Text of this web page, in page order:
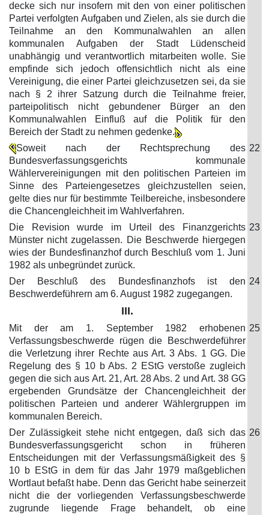
decke sich nur insofern mit den von einer politischen
Partei verfolgten Aufgaben und Zielen, als sie durch die
Teilnahme an den Kommunalwahlen an allen
kommunalen Aufgaben der Stadt Lüdenscheid
unabhängig und verantwortlich mitarbeiten wolle. Sie
empfinde sich jedoch offensichtlich nicht als eine
Vereinigung, die einer Partei gleichzusetzen sei, da sie
nach § 2 ihrer Satzung durch die Teilnahme freier,
parteipolitisch nicht gebundener Bürger an den
Kommunalwahlen Einfluß auf die Politik für den
Bereich der Stadt zu nehmen gedenke.
Soweit nach der Rechtsprechung des
Bundesverfassungsgerichts kommunale
Wählervereinigungen mit den politischen Parteien im
Sinne des Parteiengesetzes gleichzustellen seien,
gelte dies nur für bestimmte Teilbereiche, insbesondere
die Chancengleichheit im Wahlverfahren.
22
Die Revision wurde im Urteil des Finanzgerichts
Münster nicht zugelassen. Die Beschwerde hiergegen
wies der Bundesfinanzhof durch Beschluß vom 1. Juni
1982 als unbegründet zurück.
23
Der Beschluß des Bundesfinanzhofs ist den
Beschwerdeführern am 6. August 1982 zugegangen.
24
III.
Mit der am 1. September 1982 erhobenen
Verfassungsbeschwerde rügen die Beschwerdeführer
die Verletzung ihrer Rechte aus Art. 3 Abs. 1 GG. Die
Regelung des § 10 b Abs. 2 EStG verstoße zugleich
gegen die sich aus Art. 21, Art. 28 Abs. 2 und Art. 38 GG
ergebenden Grundsätze der Chancengleichheit der
politischen Parteien und anderer Wählergruppen im
kommunalen Bereich.
25
Der Zulässigkeit stehe nicht entgegen, daß sich das
Bundesverfassungsgericht schon in früheren
Entscheidungen mit der Verfassungsmäßigkeit des §
10 b EStG in dem für das Jahr 1979 maßgeblichen
Wortlaut befaßt habe. Denn das Gericht habe seinerzeit
nicht die der vorliegenden Verfassungsbeschwerde
zugrunde liegende Frage behandelt, ob eine
26